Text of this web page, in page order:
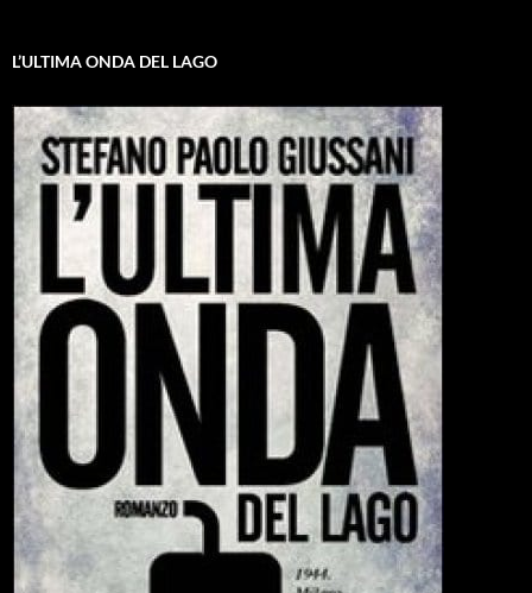
L’ULTIMA ONDA DEL LAGO